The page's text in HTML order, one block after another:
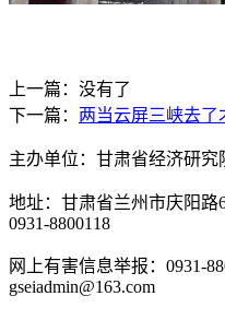
上一篇：没有了
下一篇： 两当云屏三峡去了
主办单位：甘肃省经济研究
地址：甘肃省兰州市庆阳路
0931-8800118
网上有害信息举报：0931-
gseiadmin@163.com